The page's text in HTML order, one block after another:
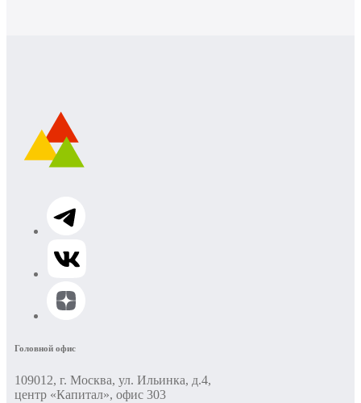
Головной офис
109012, г. Москва, ул. Ильинка, д.4,
центр «Капитал», офис 303